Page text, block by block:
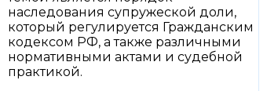
наследования супружеской доли,
который регулируется Гражданским
кодексом РФ, а также различными
нормативными актами и судебной
практикой.